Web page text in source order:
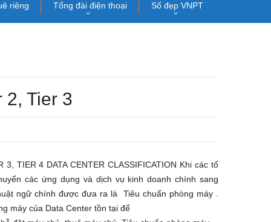
riêng Tổng đài điện thoại Số đẹp VNPT
2, Tier 3
3, TIER 4 DATA CENTER CLASSIFICATION Khi các tổ
các ứng dụng và dịch vụ kinh doanh chính sang
ngữ chính được đưa ra là Tiêu chuẩn phòng máy .
máy của Data Center tồn tại để